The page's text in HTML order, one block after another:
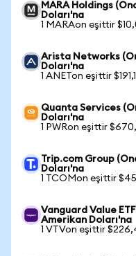
MARA Holdings
Doları'na
1 MARAon eşittir
Arista Networks
Doları'na
1 ANETon eşittir
Quanta Services
Doları'na
1 PWRon eşittir
Trip.com Group
Doları'na
1 TCOMon eşittir
Vanguard Value
Amerikan Doları'na
1 VTVon eşittir